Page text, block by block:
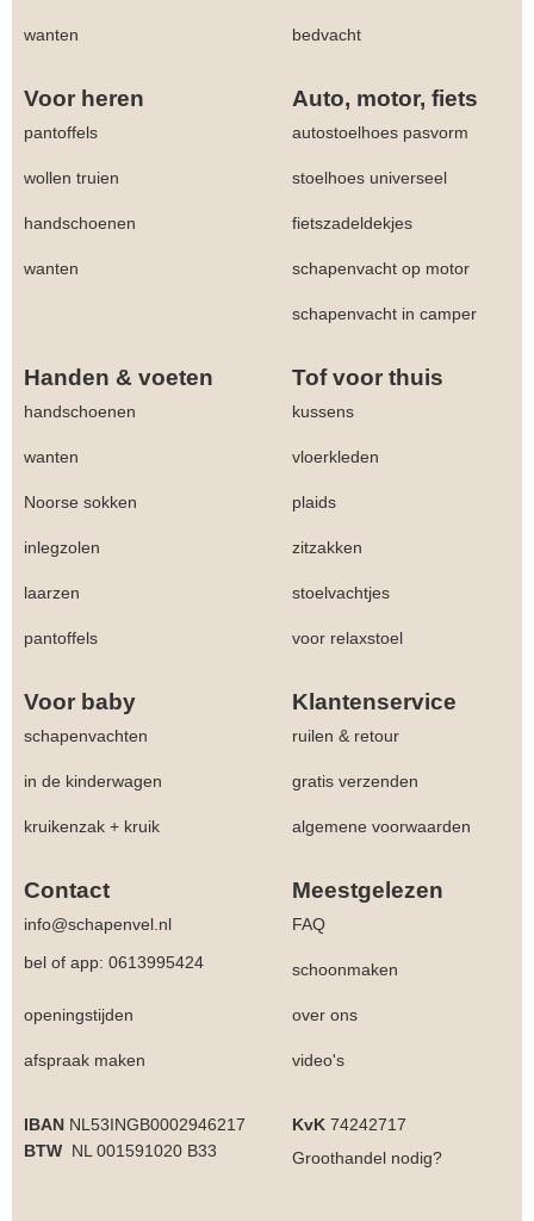
wanten bedvacht
Voor heren Auto, motor, fiets
pantoffels autostoelhoes pasvorm
wollen truien stoelhoes universeel
handschoenen fietszadeldekjes
wanten schapenvacht op motor
schapenvacht in camper
Handen & voeten Tof voor thuis
handschoenen kussens
wanten vloerkleden
Noorse sokken plaids
inlegzolen zitzakken
laarzen stoelvachtjes
pantoffels voor relaxstoel
Voor baby Klantenservice
schapenvachten ruilen & retour
in de kinderwagen gratis verzenden
kruikenzak + kruik algemene voorwaarden
Contact Meestgelezen
info@schapenvel.nl
FAQ
bel of app: 0613995424
schoonmaken
openingstijden over ons
afspraak maken video's
IBAN NL53INGB0002946217 KvK 74242717
BTW NL 001591020 B33 Groothandel nodig?